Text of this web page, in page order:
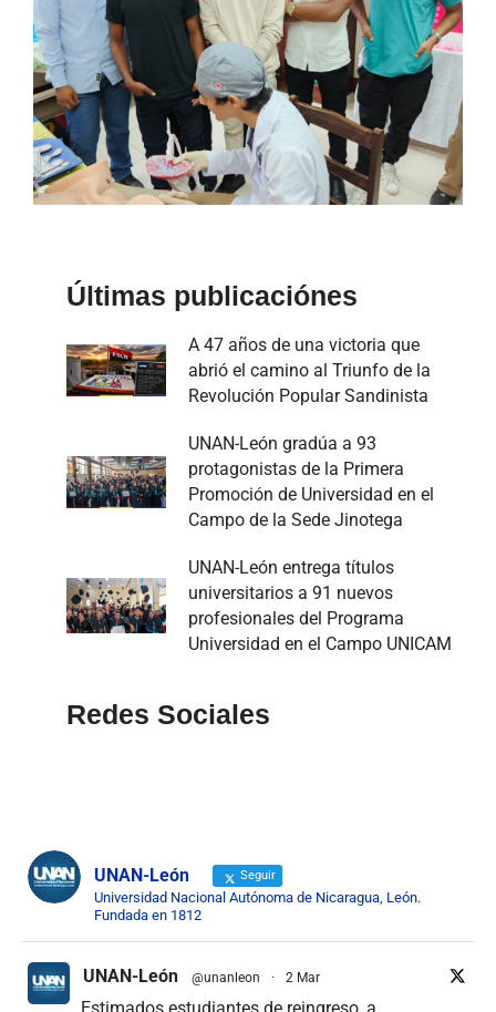
Últimas publicaciónes
A 47 años de una victoria que
abrió el camino al Triunfo de la
Revolución Popular Sandinista
UNAN-León gradúa a 93
protagonistas de la Primera
Promoción de Universidad en el
Campo de la Sede Jinotega
UNAN-León entrega títulos
universitarios a 91 nuevos
profesionales del Programa
Universidad en el Campo UNICAM
Redes Sociales
UNAN-León Seguir
Universidad Nacional Autónoma de Nicaragua, León.
Fundada en 1812
UNAN-León @unanleon · 2 Mar